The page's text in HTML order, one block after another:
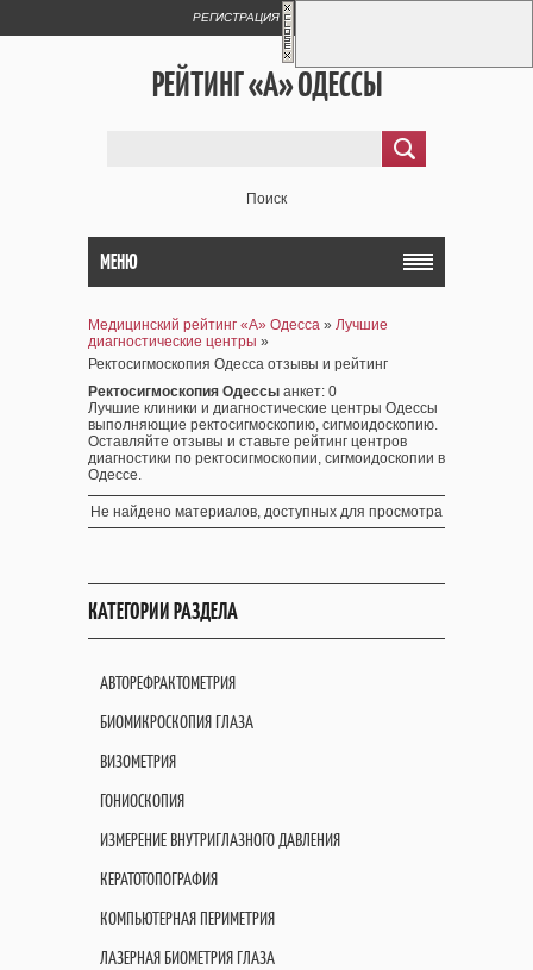
РЕГИСТРАЦИЯ
РЕЙТИНГ «А» ОДЕССЫ
Поиск
МЕНЮ
Медицинский рейтинг «А» Одесса » Лучшие
диагностические центры »
Ректосигмоскопия Одесса отзывы и рейтинг
Ректосигмоскопия Одессы анкет: 0
Лучшие клиники и диагностические центры Одессы
выполняющие ректосигмоскопию, сигмоидоскопию.
Оставляйте отзывы и ставьте рейтинг центров
диагностики по ректосигмоскопии, сигмоидоскопии в
Одессе.
Не найдено материалов, доступных для просмотра
КАТЕГОРИИ РАЗДЕЛА
АВТОРЕФРАКТОМЕТРИЯ
БИОМИКРОСКОПИЯ ГЛАЗА
ВИЗОМЕТРИЯ
ГОНИОСКОПИЯ
ИЗМЕРЕНИЕ ВНУТРИГЛАЗНОГО ДАВЛЕНИЯ
КЕРАТОТОПОГРАФИЯ
КОМПЬЮТЕРНАЯ ПЕРИМЕТРИЯ
ЛАЗЕРНАЯ БИОМЕТРИЯ ГЛАЗА